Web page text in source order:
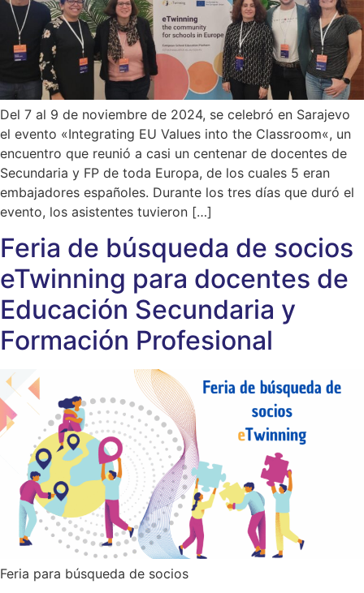
Del 7 al 9 de noviembre de 2024, se celebró en Sarajevo
el evento «Integrating EU Values into the Classroom«, un
encuentro que reunió a casi un centenar de docentes de
Secundaria y FP de toda Europa, de los cuales 5 eran
embajadores españoles. Durante los tres días que duró el
evento, los asistentes tuvieron […]
Feria de búsqueda de socios
eTwinning para docentes de
Educación Secundaria y
Formación Profesional
Feria para búsqueda de socios